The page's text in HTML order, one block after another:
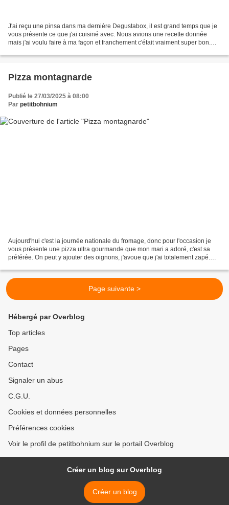
J'ai reçu une pinsa dans ma dernière Degustabox, il est grand temps que je
vous présente ce que j'ai cuisiné avec. Nous avions une recette donnée
mais j'ai voulu faire à ma façon et franchement c'était vraiment super bon.
Pizza montagnarde
Publié le 27/03/2025 à 08:00
Par petitbohnium
Aujourd'hui c'est la journée nationale du fromage, donc pour l'occasion je
vous présente une pizza ultra gourmande que mon mari a adoré, c'est sa
préférée. On peut y ajouter des oignons, j'avoue que j'ai totalement zapé.
Page suivante >
Hébergé par Overblog
Top articles
Pages
Contact
Signaler un abus
C.G.U.
Cookies et données personnelles
Préférences cookies
Voir le profil de petitbohnium sur le portail Overblog
Créer un blog sur Overblog
Créer un blog